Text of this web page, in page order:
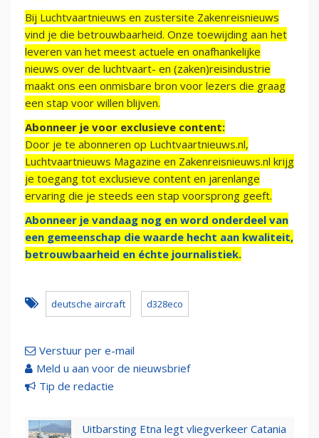
Bij Luchtvaartnieuws en zustersite Zakenreisnieuws
vind je die betrouwbaarheid. Onze toewijding aan het
leveren van het meest actuele en onafhankelijke
nieuws over de luchtvaart- en (zaken)reisindustrie
maakt ons een onmisbare bron voor lezers die graag
een stap voor willen blijven.
Abonneer je voor exclusieve content:
Door je te abonneren op Luchtvaartnieuws.nl,
Luchtvaartnieuws Magazine en Zakenreisnieuws.nl krijg
je toegang tot exclusieve content en jarenlange
ervaring die je steeds een stap voorsprong geeft.
Abonneer je vandaag nog en word onderdeel van
een gemeenschap die waarde hecht aan kwaliteit,
betrouwbaarheid en échte journalistiek.
deutsche aircraft d328eco
Verstuur per e-mail
Meld u aan voor de nieuwsbrief
Tip de redactie
Uitbarsting Etna legt vliegverkeer Catania